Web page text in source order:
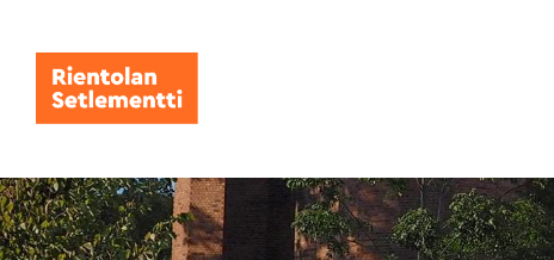
sivun
sisältöön
Rientolan Setlementti ry